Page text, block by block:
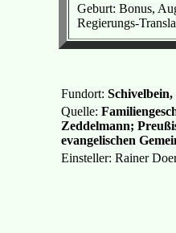
Geburt: Bonus,
Regierungs-
Fundort:
Quelle:
Zeddelmann;
evangelischen
Einsteller: Rainer